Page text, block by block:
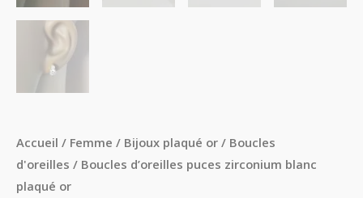
Accueil / Femme / Bijoux plaqué or / Boucles
d'oreilles / Boucles d’oreilles puces zirconium blanc
plaqué or